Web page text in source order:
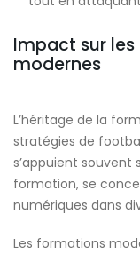
Impact sur
modernes
L’héritage de la
stratégies de
s’appuient souvent
formation, se
numériques dans
Les formations